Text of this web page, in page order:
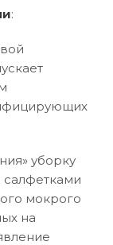
:
уборку
мокрого
на